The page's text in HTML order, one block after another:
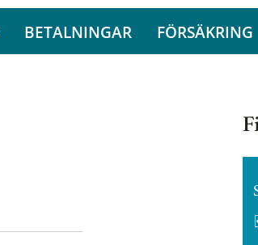
BETALNINGAR FÖRSÄKRING